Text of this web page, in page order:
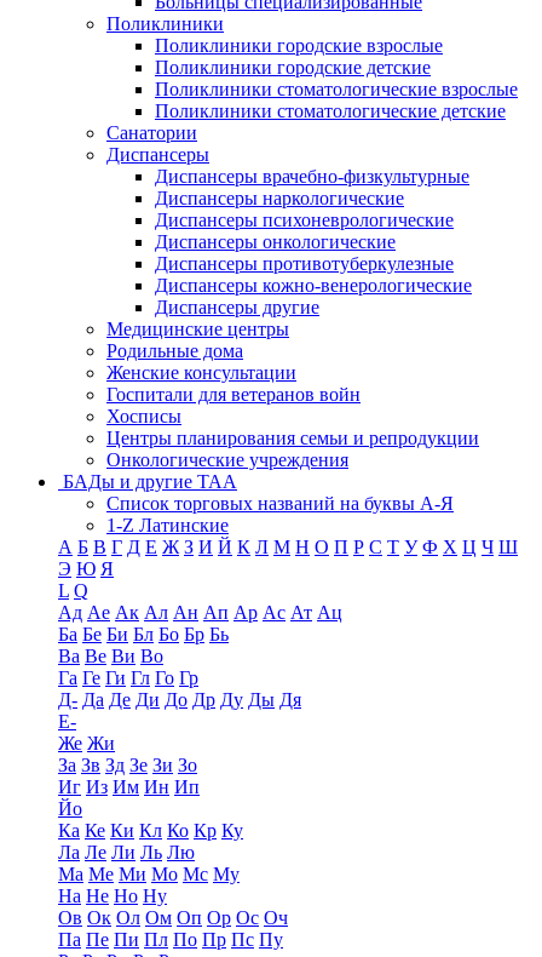
Поликлиники
Поликлиники городские взрослые
Поликлиники городские детские
Поликлиники стоматологические взрослые
Поликлиники стоматологические детские
Санатории
Диспансеры
Диспансеры врачебно-физкультурные
Диспансеры наркологические
Диспансеры психоневрологические
Диспансеры онкологические
Диспансеры противотуберкулезные
Диспансеры кожно-венерологические
Диспансеры другие
Медицинские центры
Родильные дома
Женские консультации
Госпитали для ветеранов войн
Хосписы
Центры планирования семьи и репродукции
Онкологические учреждения
БАДы и другие ТАА
Список торговых названий на буквы А-Я
1-Z Латинские
А Б В Г Д Е Ж З И Й К Л М Н О П Р С Т У Ф Х Ц Ч Ш
Э Ю Я
L Q
Ад Ае Ак Ал Ан Ап Ар Ас Ат Ац
Ба Бе Би Бл Бо Бр Бь
Ва Ве Ви Во
Га Ге Ги Гл Го Гр
Д- Да Де Ди До Др Ду Ды Дя
Е-
Же Жи
За Зв Зд Зе Зи Зо
Иг Из Им Ин Ип
Йо
Ка Ке Ки Кл Ко Кр Ку
Ла Ле Ли Ль Лю
Ма Ме Ми Мо Мс Му
На Не Но Ну
Ов Ок Ол Ом Оп Ор Ос Оч
Па Пе Пи Пл По Пр Пс Пу